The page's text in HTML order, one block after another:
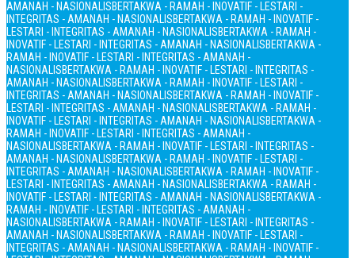
AMANAH - NASIONALISBERTAKWA - RAMAH - INOVATIF - LESTARI -
INTEGRITAS - AMANAH - NASIONALISBERTAKWA - RAMAH - INOVATIF -
LESTARI - INTEGRITAS - AMANAH - NASIONALISBERTAKWA - RAMAH -
INOVATIF - LESTARI - INTEGRITAS - AMANAH - NASIONALISBERTAKWA -
RAMAH - INOVATIF - LESTARI - INTEGRITAS - AMANAH -
NASIONALISBERTAKWA - RAMAH - INOVATIF - LESTARI - INTEGRITAS -
AMANAH - NASIONALISBERTAKWA - RAMAH - INOVATIF - LESTARI -
INTEGRITAS - AMANAH - NASIONALISBERTAKWA - RAMAH - INOVATIF -
LESTARI - INTEGRITAS - AMANAH - NASIONALISBERTAKWA - RAMAH -
INOVATIF - LESTARI - INTEGRITAS - AMANAH - NASIONALISBERTAKWA -
RAMAH - INOVATIF - LESTARI - INTEGRITAS - AMANAH -
NASIONALISBERTAKWA - RAMAH - INOVATIF - LESTARI - INTEGRITAS -
AMANAH - NASIONALISBERTAKWA - RAMAH - INOVATIF - LESTARI -
INTEGRITAS - AMANAH - NASIONALISBERTAKWA - RAMAH - INOVATIF -
LESTARI - INTEGRITAS - AMANAH - NASIONALISBERTAKWA - RAMAH -
INOVATIF - LESTARI - INTEGRITAS - AMANAH - NASIONALISBERTAKWA -
RAMAH - INOVATIF - LESTARI - INTEGRITAS - AMANAH -
NASIONALISBERTAKWA - RAMAH - INOVATIF - LESTARI - INTEGRITAS -
AMANAH - NASIONALISBERTAKWA - RAMAH - INOVATIF - LESTARI -
INTEGRITAS - AMANAH - NASIONALISBERTAKWA - RAMAH - INOVATIF -